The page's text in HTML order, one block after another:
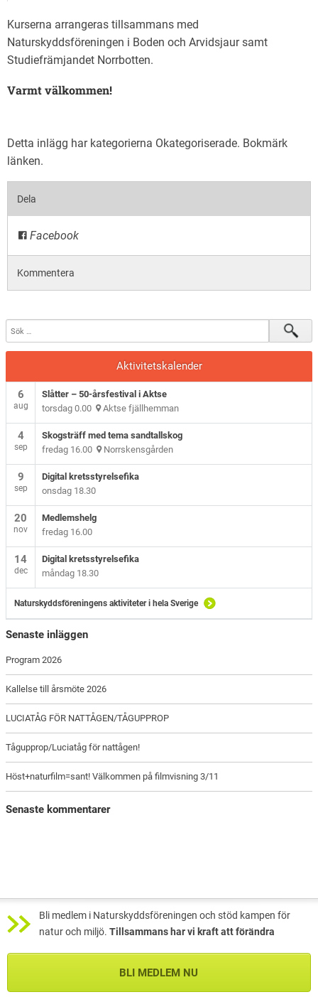
Kurserna arrangeras tillsammans med
Naturskyddsföreningen i Boden och Arvidsjaur samt
Studiefrämjandet Norrbotten.
Varmt välkommen!
Detta inlägg har kategorierna Okategoriserade. Bokmärk
länken.
Dela
Facebook
Kommentera
Aktivitetskalender
6
aug
Slåtter – 50-årsfestival i Aktse
torsdag 0.00 Aktse fjällhemman
4
sep
Skogsträff med tema sandtallskog
fredag 16.00 Norrskensgården
9
sep
Digital kretsstyrelsefika
onsdag 18.30
20
nov
Medlemshelg
fredag 16.00
14
dec
Digital kretsstyrelsefika
måndag 18.30
Naturskyddsföreningens aktiviteter i hela Sverige
Senaste inläggen
Program 2026
Kallelse till årsmöte 2026
LUCIATÅG FÖR NATTÅGEN/TÅGUPPROP
Tågupprop/Luciatåg för nattågen!
Höst+naturfilm=sant! Välkommen på filmvisning 3/11
Senaste kommentarer
Bli medlem i Naturskyddsföreningen och stöd kampen för
natur och miljö. Tillsammans har vi kraft att förändra
BLI MEDLEM NU